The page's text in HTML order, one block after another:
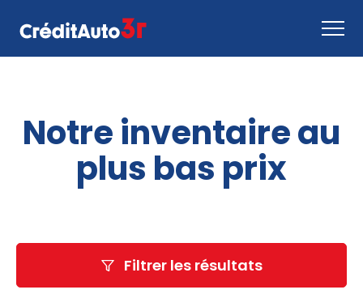
Comment ça marche
Nous joindre
Inventaire
Notre inventaire au
plus bas prix
Filtrer les résultats